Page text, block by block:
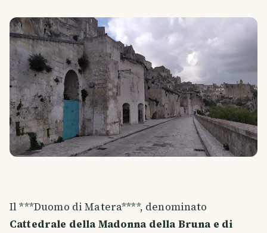
Il ***Duomo di Matera****, denominato
Cattedrale della Madonna della Bruna e di